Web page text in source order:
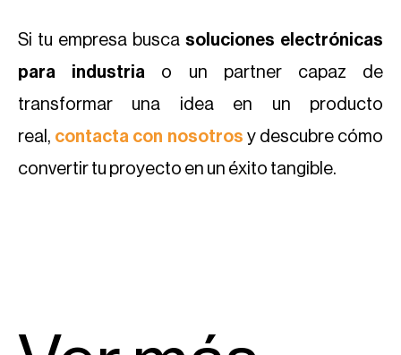
Si tu empresa busca soluciones electrónicas
para industria o un partner capaz de
transformar una idea en un producto
real, contacta con nosotros y descubre cómo
convertir tu proyecto en un éxito tangible.